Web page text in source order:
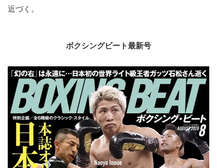
近づく。
ボクシングビート最新号